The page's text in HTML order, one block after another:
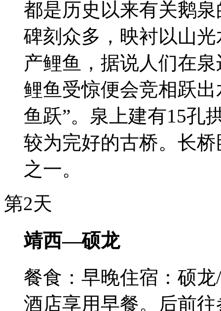
都是历史以来有关鹅
碑刻众多，映衬以山
产鲤鱼，据说人们在
鲤鱼受惊便会竞相跃
鱼跃”。泉上建有15孔
较为完好的古桥。长
之一。
第2天
靖西—硕龙
餐食：早晚住宿：硕龙
酒店享用早餐。后前